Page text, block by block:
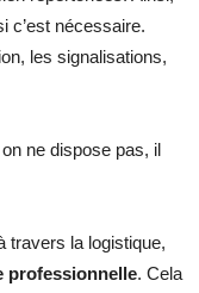
c’est nécessaire.
les signalisations,
ne dispose pas, il
travers la logistique,
professionnelle. Cela